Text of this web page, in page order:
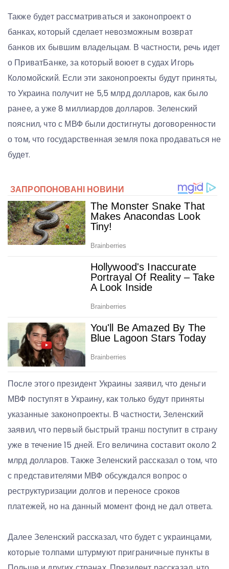
Также будет рассматриваться и законопроект о
банках, который сделает невозможным возврат
банков их бывшим владельцам. В частности, речь идет
о ПриватБанке, за который воюет в судах Игорь
Коломойский. Если эти законопроекты будут приняты,
то Украина получит не 5,5 млрд долларов, как было
ранее, а уже 8 миллиардов долларов. Зеленский
пояснил, что с МВФ были достигнуты договоренности
о том, что государственная земля пока продаваться не
будет.
После этого президент Украины заявил, что деньги
МВФ поступят в Украину, как только будут приняты
указанные законопроекты. В частности, Зеленский
заявил, что первый быстрый транш поступит в страну
уже в течение 15 дней. Его величина составит около 2
млрд долларов. Также Зеленский рассказал о том, что
с представителями МВФ обсуждался вопрос о
реструктуризации долгов и переносе сроков
платежей, но на данный момент фонд не дал ответа.
Далее Зеленский рассказал, что будет с украинцами,
которые толпами штурмуют приграничные пункты в